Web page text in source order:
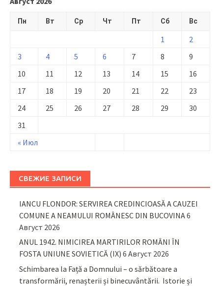
Пн Вт Ср Чт Пт Сб Вс
« Июл
1
2
3
4 5 6 7 8
9
10
11 12 13 14 15
16
17
18 19 20 21 22
23
24
25 26 27 28 29
30
31
СВЕЖИЕ ЗАПИСИ
IANCU FLONDOR: SERVIREA CREDINCIOASĂ A CAUZEI
COMUNE A NEAMULUI ROMÂNESC DIN BUCOVINA6
Август 2026
ANUL 1942. NIMICIREA MARTIRILOR ROMÂNI ÎN
FOSTA UNIUNE SOVIETICĂ (IX) 6 Август 2026
Schimbarea la Față a Domnului – o sărbătoare a
transformării, renașterii și binecuvântării. Istorie și